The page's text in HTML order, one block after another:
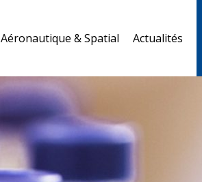
Aéronautique & Spatial Actualités